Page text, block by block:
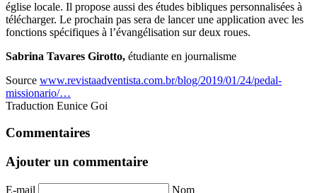
église locale. Il propose aussi des études bibliques personnalisées à
télécharger. Le prochain pas sera de lancer une application avec les
fonctions spécifiques à l’évangélisation sur deux roues.
Sabrina Tavares Girotto, étudiante en journalisme
Source www.revistaadventista.com.br/blog/2019/01/24/pedal-
missionario/…
Traduction Eunice Goi
Commentaires
Ajouter un commentaire
E-mail Nom